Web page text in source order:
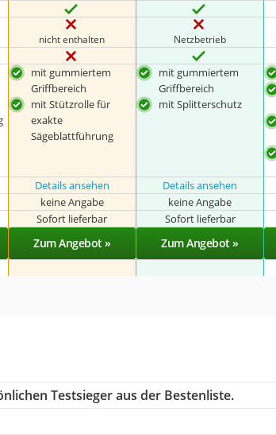
nicht enthalten Netzbetrieb
mit gummiertem
Griffbereich
mit Stützrolle für
exakte
Sägeblattführung
mit gummiertem
Griffbereich
mit Splitterschutz
Details ansehen Details ansehen
keine Angabe keine Angabe
Sofort lieferbar Sofort lieferbar
Zum Angebot » Zum Angebot »
Testsieger aus der Bestenliste.